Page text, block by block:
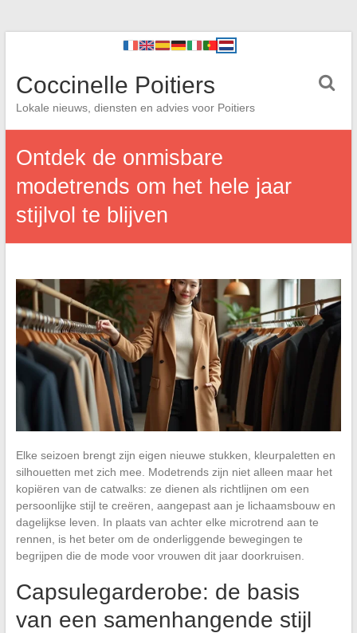
Coccinelle Poitiers
Lokale nieuws, diensten en advies voor Poitiers
Ontdek de onmisbare
modetrends om het hele jaar
stijlvol te blijven
Elke seizoen brengt zijn eigen nieuwe stukken, kleurpaletten en
silhouetten met zich mee. Modetrends zijn niet alleen maar het
kopiëren van de catwalks: ze dienen als richtlijnen om een
persoonlijke stijl te creëren, aangepast aan je lichaamsbouw en
dagelijkse leven. In plaats van achter elke microtrend aan te
rennen, is het beter om de onderliggende bewegingen te
begrijpen die de mode voor vrouwen dit jaar doorkruisen.
Capsulegarderobe: de basis
van een samenhangende stijl